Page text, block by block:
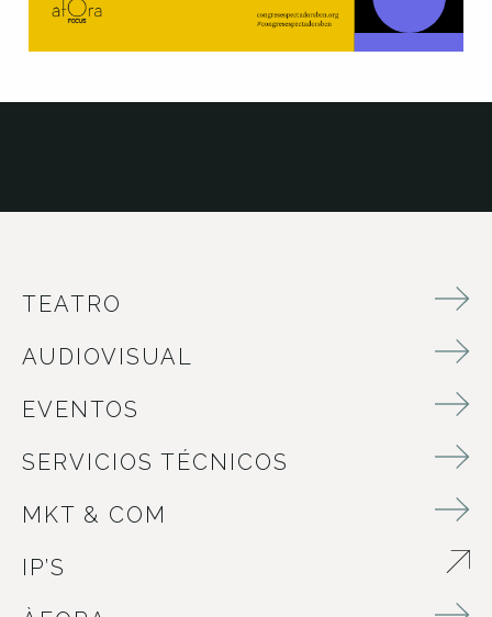
TEATRO
AUDIOVISUAL
EVENTOS
SERVICIOS TÉCNICOS
MKT & COM
IP’S